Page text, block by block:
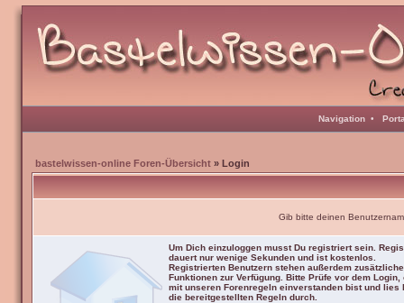
Navigation •
bastelwissen-online Foren-Übersicht » Login
Gib bitte deinen
Um Dich einzuloggen musst Du registriert sein.
dauert nur wenige Sekunden und ist kostenlos.
Registrierten Benutzern stehen außerdem zusätzliche
Funktionen zur Verfügung. Bitte Prüfe vor dem Login,
mit unseren Forenregeln einverstanden bist und lies
die bereitgestellten Regeln durch.